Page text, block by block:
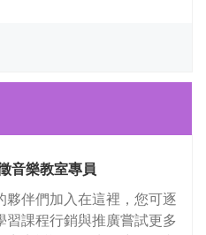
音樂教室專員
伴們加入在這裡，您可逐
課程行銷與推廣嘗試更多